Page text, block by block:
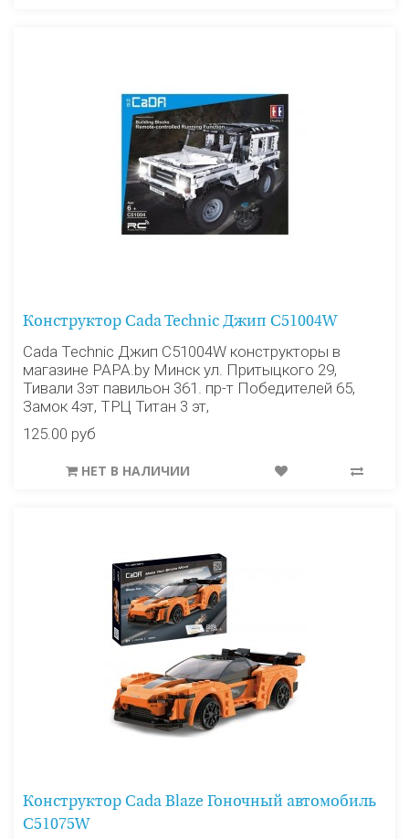
Конструктор Cada Technic Джип C51004W
Cada Technic Джип C51004W конструкторы в
магазине PAPA.by Минск ул. Притыцкого 29,
Тивали 3эт павильон 361. пр-т Победителей 65,
Замок 4эт, ТРЦ Титан 3 эт,
125.00 руб
НЕТ В НАЛИЧИИ
Конструктор Cada Blaze Гоночный автомобиль
C51075W